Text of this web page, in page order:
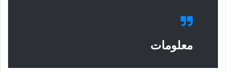
معلومات